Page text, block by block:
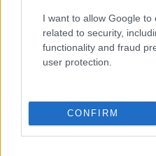
I want to allow Google to
related to security,
functionality and fraud
user protection.
CONFIRM
Meteo Olbia 9
Salmo finisce in
va avanti: “Sicilia,